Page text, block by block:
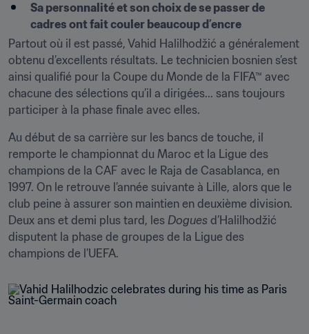
Sa personnalité et son choix de se passer de
cadres ont fait couler beaucoup d’encre
Partout où il est passé, Vahid Halilhodžić a généralement
obtenu d’excellents résultats. Le technicien bosnien s’est
ainsi qualifié pour la Coupe du Monde de la FIFA™ avec
chacune des sélections qu’il a dirigées... sans toujours
participer à la phase finale avec elles.
Au début de sa carrière sur les bancs de touche, il
remporte le championnat du Maroc et la Ligue des
champions de la CAF avec le Raja de Casablanca, en
1997. On le retrouve l’année suivante à Lille, alors que le
club peine à assurer son maintien en deuxième division.
Deux ans et demi plus tard, les Dogues d’Halilhodžić
disputent la phase de groupes de la Ligue des
champions de l’UEFA.